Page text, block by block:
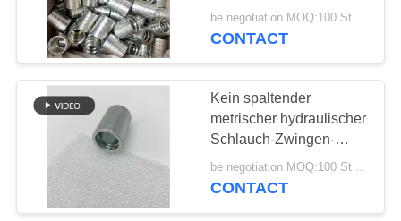
PRIVACY
POLICY
Lärm-Schlauch-
Installationen
Kohlenstoffstahl en 856-
4SP
be negotiation MOQ:100 Stücke
CONTACT
Kein spaltender
metrischer hydraulischer
Schlauch-Zwingen-
Edelstahl
be negotiation MOQ:100 Stücke
CONTACT